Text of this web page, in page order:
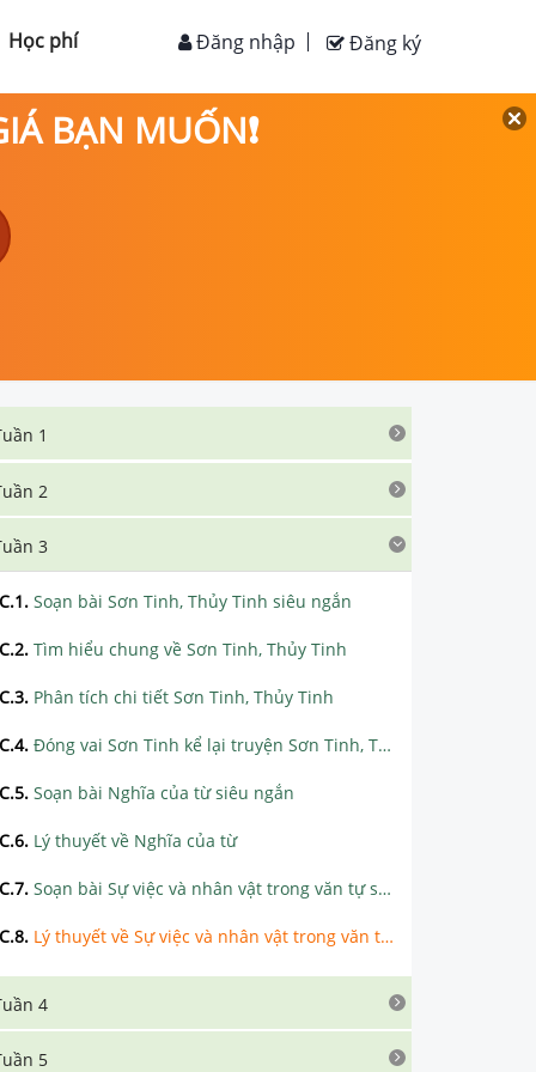
Học phí Đăng ký
Đăng nhập
BẠN MUỐN❗
1
2
3
C.1. Soạn bài Sơn Tinh, Thủy Tinh siêu ngắn
C.2. Tìm hiểu chung về Sơn Tinh, Thủy Tinh
C.3. Phân tích chi tiết Sơn Tinh, Thủy Tinh
C.4. Đóng vai Sơn Tinh kể lại truyện Sơn Tinh, Thủy Tinh
C.5. Soạn bài Nghĩa của từ siêu ngắn
C.6. Lý thuyết về Nghĩa của từ
C.7. Soạn bài Sự việc và nhân vật trong văn tự sự siêu ngắn
C.8. Lý thuyết về Sự việc và nhân vật trong văn tự sự
4
5